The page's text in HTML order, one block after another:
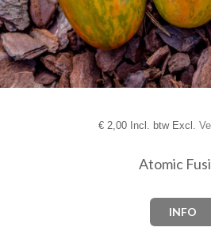
€2,00 Incl. btw Excl.
Atomic
INFO